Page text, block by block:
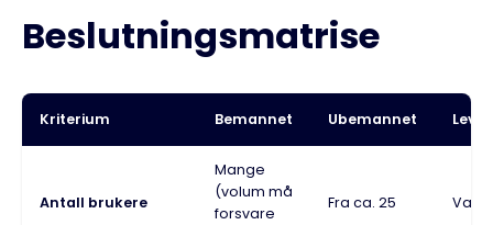
Beslutningsmatrise
Kriterium Bemannet Ubemannet
Antall brukere
Mange
(volum må
forsvare
Fra ca. 25